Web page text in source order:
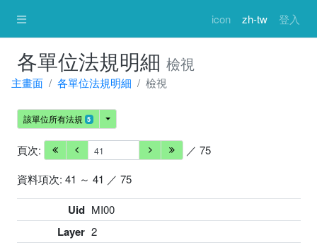
icon zh-tw 登入
各單位法規明細 檢視
主畫面 各單位法規明細 檢視
該單位所有法規 5
頁次:
／ 75
資料項次: 41 ～ 41 ／ 75
Uid MI00
Layer 2